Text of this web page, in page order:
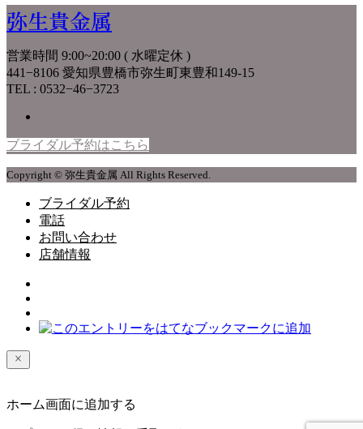
弥生貴金属
営業時間 9:00~20:00 ( 水曜定休 )
441−8106 愛知県豊橋市弥生町東豊和149-15
TEL : 0532−46−3723
ブライダル予約はこちら
Copyright © 弥生貴金属 All Rights Reserved.
ブライダル予約
電話
お問い合わせ
店舗情報
ホーム画面に追加する